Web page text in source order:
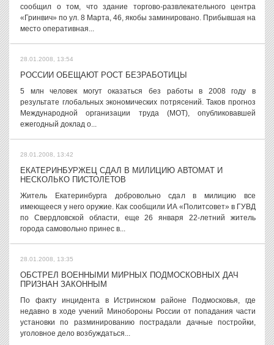
сообщил о том, что здание торгово-развлекательного центра
«Гринвич» по ул. 8 Марта, 46, якобы заминировано. Прибывшая на
место оперативная...
28.01.2008, 13:54
РОССИИ ОБЕЩАЮТ РОСТ БЕЗРАБОТИЦЫ
5 млн человек могут оказаться без работы в 2008 году в
результате глобальных экономических потрясений. Таков прогноз
Международной организации труда (МОТ), опубликовавшей
ежегодный доклад о...
28.01.2008, 13:42
ЕКАТЕРИНБУРЖЕЦ СДАЛ В МИЛИЦИЮ АВТОМАТ И
НЕСКОЛЬКО ПИСТОЛЕТОВ
Житель Екатеринбурга добровольно сдал в милицию все
имеющееся у него оружие. Как сообщили ИА «Политсовет» в ГУВД
по Свердловской области, еще 26 января 22-летний житель
города самовольно принес в...
28.01.2008, 13:35
ОБСТРЕЛ ВОЕННЫМИ МИРНЫХ ПОДМОСКОВНЫХ ДАЧ
ПРИЗНАН ЗАКОННЫМ
По факту инцидента в Истринском районе Подмосковья, где
недавно в ходе учений Минобороны России от попадания части
установки по разминированию пострадали дачные постройки,
уголовное дело возбуждаться...